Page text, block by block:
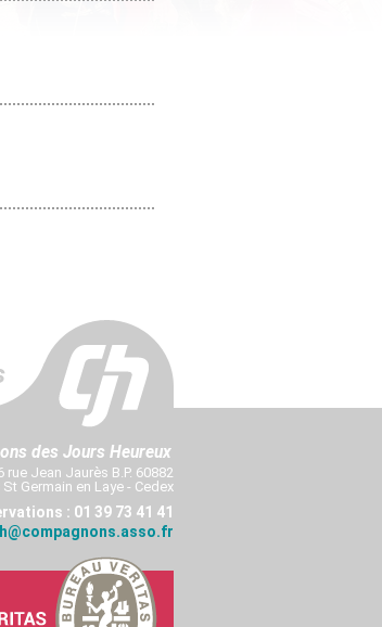
des Jours Heureux
rue Jean Jaurès B.P. 60882
St Germain en Laye - Cedex
: 01 39 73 41 41